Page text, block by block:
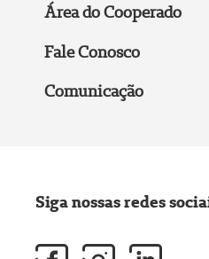
Área do Cooperado
Fale Conosco
Comunicação
Siga nossas redes